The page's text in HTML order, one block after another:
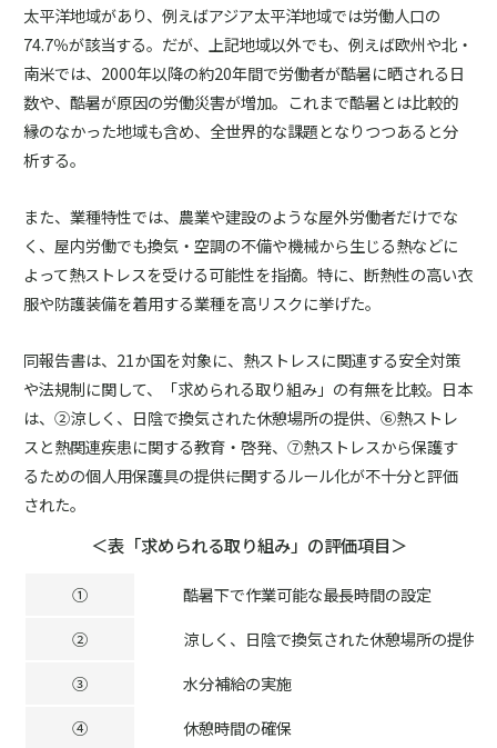
太平洋地域があり、例えばアジア太平洋地域では労働人口の
74.7％が該当する。だが、上記地域以外でも、例えば欧州や北・
南米では、2000年以降の約20年間で労働者が酷暑に晒される日
数や、酷暑が原因の労働災害が増加。これまで酷暑とは比較的
縁のなかった地域も含め、全世界的な課題となりつつあると分
析する。
また、業種特性では、農業や建設のような屋外労働者だけでな
く、屋内労働でも換気・空調の不備や機械から生じる熱などに
よって熱ストレスを受ける可能性を指摘。特に、断熱性の高い衣
服や防護装備を着用する業種を高リスクに挙げた。
同報告書は、21か国を対象に、熱ストレスに関連する安全対策
や法規制に関して、「求められる取り組み」の有無を比較。日本
は、②涼しく、日陰で換気された休憩場所の提供、⑥熱ストレ
スと熱関連疾患に関する教育・啓発、⑦熱ストレスから保護す
るための個人用保護具の提供――に関するルール化が不十分と評価
された。
＜表「求められる取り組み」の評価項目＞
①
酷暑下で作業可能な最長時間の設定
②
涼しく、日陰で換気された休憩場所の提供
③
水分補給の実施
④
休憩時間の確保